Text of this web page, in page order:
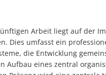
Arbeit liegt auf der
Dies umfasst ein
die Entwicklung
Aufbau eines zentral